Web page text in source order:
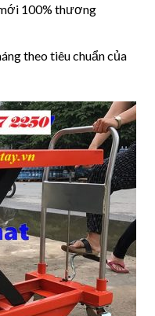
100% thương
theo tiêu chuẩn của